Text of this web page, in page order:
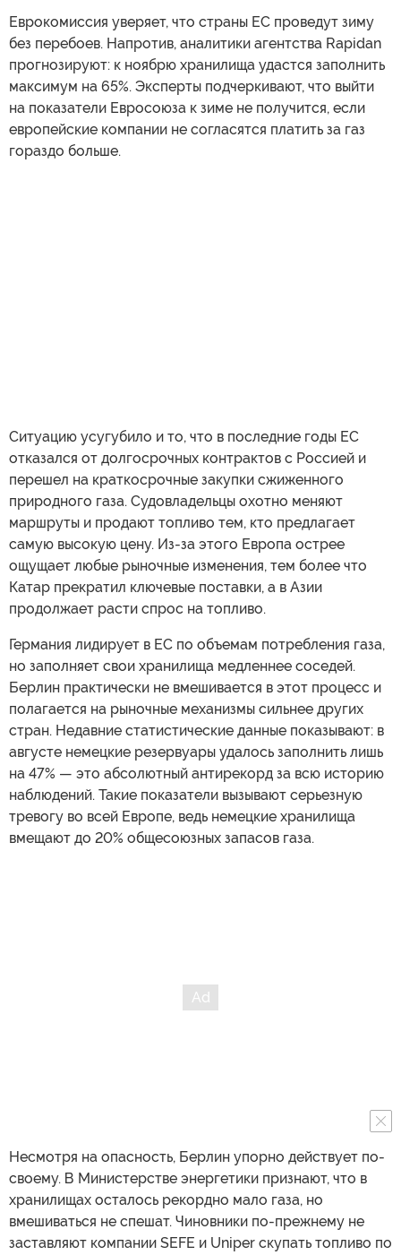
Еврокомиссия уверяет, что страны ЕС проведут зиму
без перебоев. Напротив, аналитики агентства Rapidan
прогнозируют: к ноябрю хранилища удастся заполнить
максимум на 65%. Эксперты подчеркивают, что выйти
на показатели Евросоюза к зиме не получится, если
европейские компании не согласятся платить за газ
гораздо больше.
Ситуацию усугубило и то, что в последние годы ЕС
отказался от долгосрочных контрактов с Россией и
перешел на краткосрочные закупки сжиженного
природного газа. Судовладельцы охотно меняют
маршруты и продают топливо тем, кто предлагает
самую высокую цену. Из-за этого Европа острее
ощущает любые рыночные изменения, тем более что
Катар прекратил ключевые поставки, а в Азии
продолжает расти спрос на топливо.
Германия лидирует в ЕС по объемам потребления газа,
но заполняет свои хранилища медленнее соседей.
Берлин практически не вмешивается в этот процесс и
полагается на рыночные механизмы сильнее других
стран. Недавние статистические данные показывают: в
августе немецкие резервуары удалось заполнить лишь
на 47% — это абсолютный антирекорд за всю историю
наблюдений. Такие показатели вызывают серьезную
тревогу во всей Европе, ведь немецкие хранилища
вмещают до 20% общесоюзных запасов газа.
Несмотря на опасность, Берлин упорно действует по-
своему. В Министерстве энергетики признают, что в
хранилищах осталось рекордно мало газа, но
вмешиваться не спешат. Чиновники по-прежнему не
заставляют компании SEFE и Uniper скупать топливо по